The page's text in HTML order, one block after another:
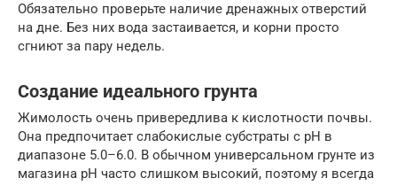
Обязательно проверьте наличие дренажных отверстий
на дне. Без них вода застаивается, и корни просто
сгниют за пару недель.
Создание идеального грунта
Жимолость очень привередлива к кислотности почвы.
Она предпочитает слабокислые субстраты с pH в
диапазоне 5.0–6.0. В обычном универсальном грунте из
магазина pH часто слишком высокий, поэтому я всегда